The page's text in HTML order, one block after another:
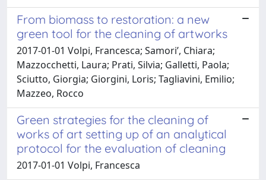
From biomass to restoration: a new
green tool for the cleaning of artworks
2017-01-01 Volpi, Francesca; Samori’, Chiara;
Mazzocchetti, Laura; Prati, Silvia; Galletti, Paola;
Sciutto, Giorgia; Giorgini, Loris; Tagliavini, Emilio;
Mazzeo, Rocco
Green strategies for the cleaning of
works of art setting up of an analytical
protocol for the evaluation of cleaning
2017-01-01 Volpi, Francesca